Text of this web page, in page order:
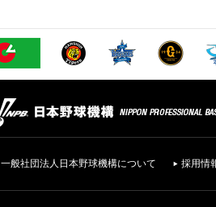
一般社団法人日本野球機構について 採用情